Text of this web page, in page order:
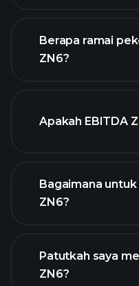
Berapa ramai
ZN6?
Apakah EBITDA
laporan
Bagaimana
ZN6?
Patutkah saya
ZN6?